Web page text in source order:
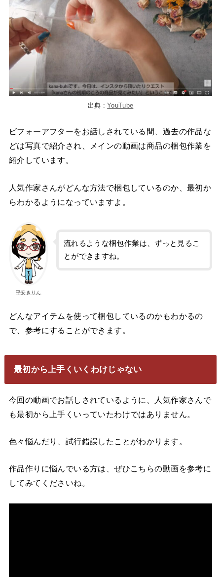
出典 :YouTube
ビフォーアフターをお話しされている間、過去の作品な
どは写真で紹介され、メインの動画は商品の梱包作業を
紹介しています。
人気作家さんがどんな方法で梱包しているのか、最初か
らわかるようになっていますよ。
平安きりん
流れるような梱包作業は、ずっと見るこ
とができますね。
どんなアイテムを使って梱包しているのかもわかるの
で、参考にすることができます。
最初から上手くいくわけじゃない
今回の動画でお話しされているように、人気作家さんで
も最初から上手くいっていたわけではありません。
色々悩んだり、試行錯誤したことがわかります。
作品作りに悩んでいる方は、ぜひこちらの動画を参考に
してみてくださいね。